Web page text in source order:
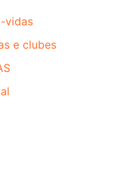
vidas
e clubes